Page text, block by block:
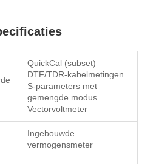
QuickCal (subset)
DTF/TDR-kabelmetingen
S-parameters met
gemengde modus
Vectorvoltmeter
Ingebouwde
vermogensmeter